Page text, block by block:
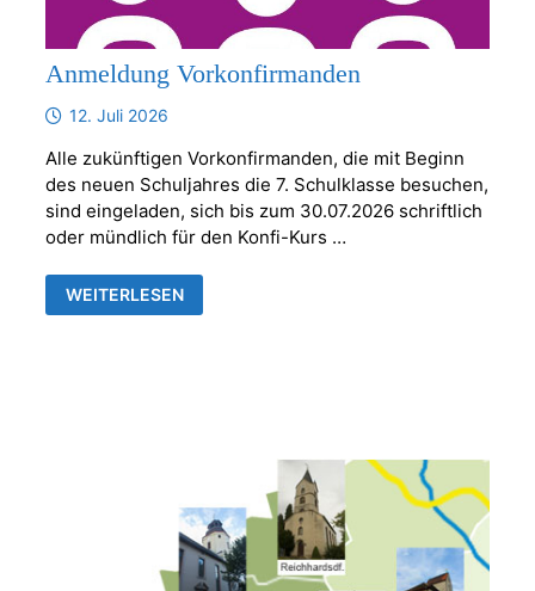
Anmeldung Vorkonfirmanden
12. Juli 2026
Alle zukünftigen Vorkonfirmanden, die mit Beginn
des neuen Schuljahres die 7. Schulklasse besuchen,
sind eingeladen, sich bis zum 30.07.2026 schriftlich
oder mündlich für den Konfi-Kurs …
ANMELDUNG
VORKONFIRMANDEN
WEITERLESEN